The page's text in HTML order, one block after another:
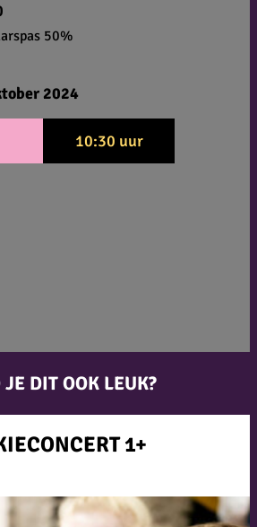
50%
2024
10:30 uur
DIT OOK LEUK?
1+